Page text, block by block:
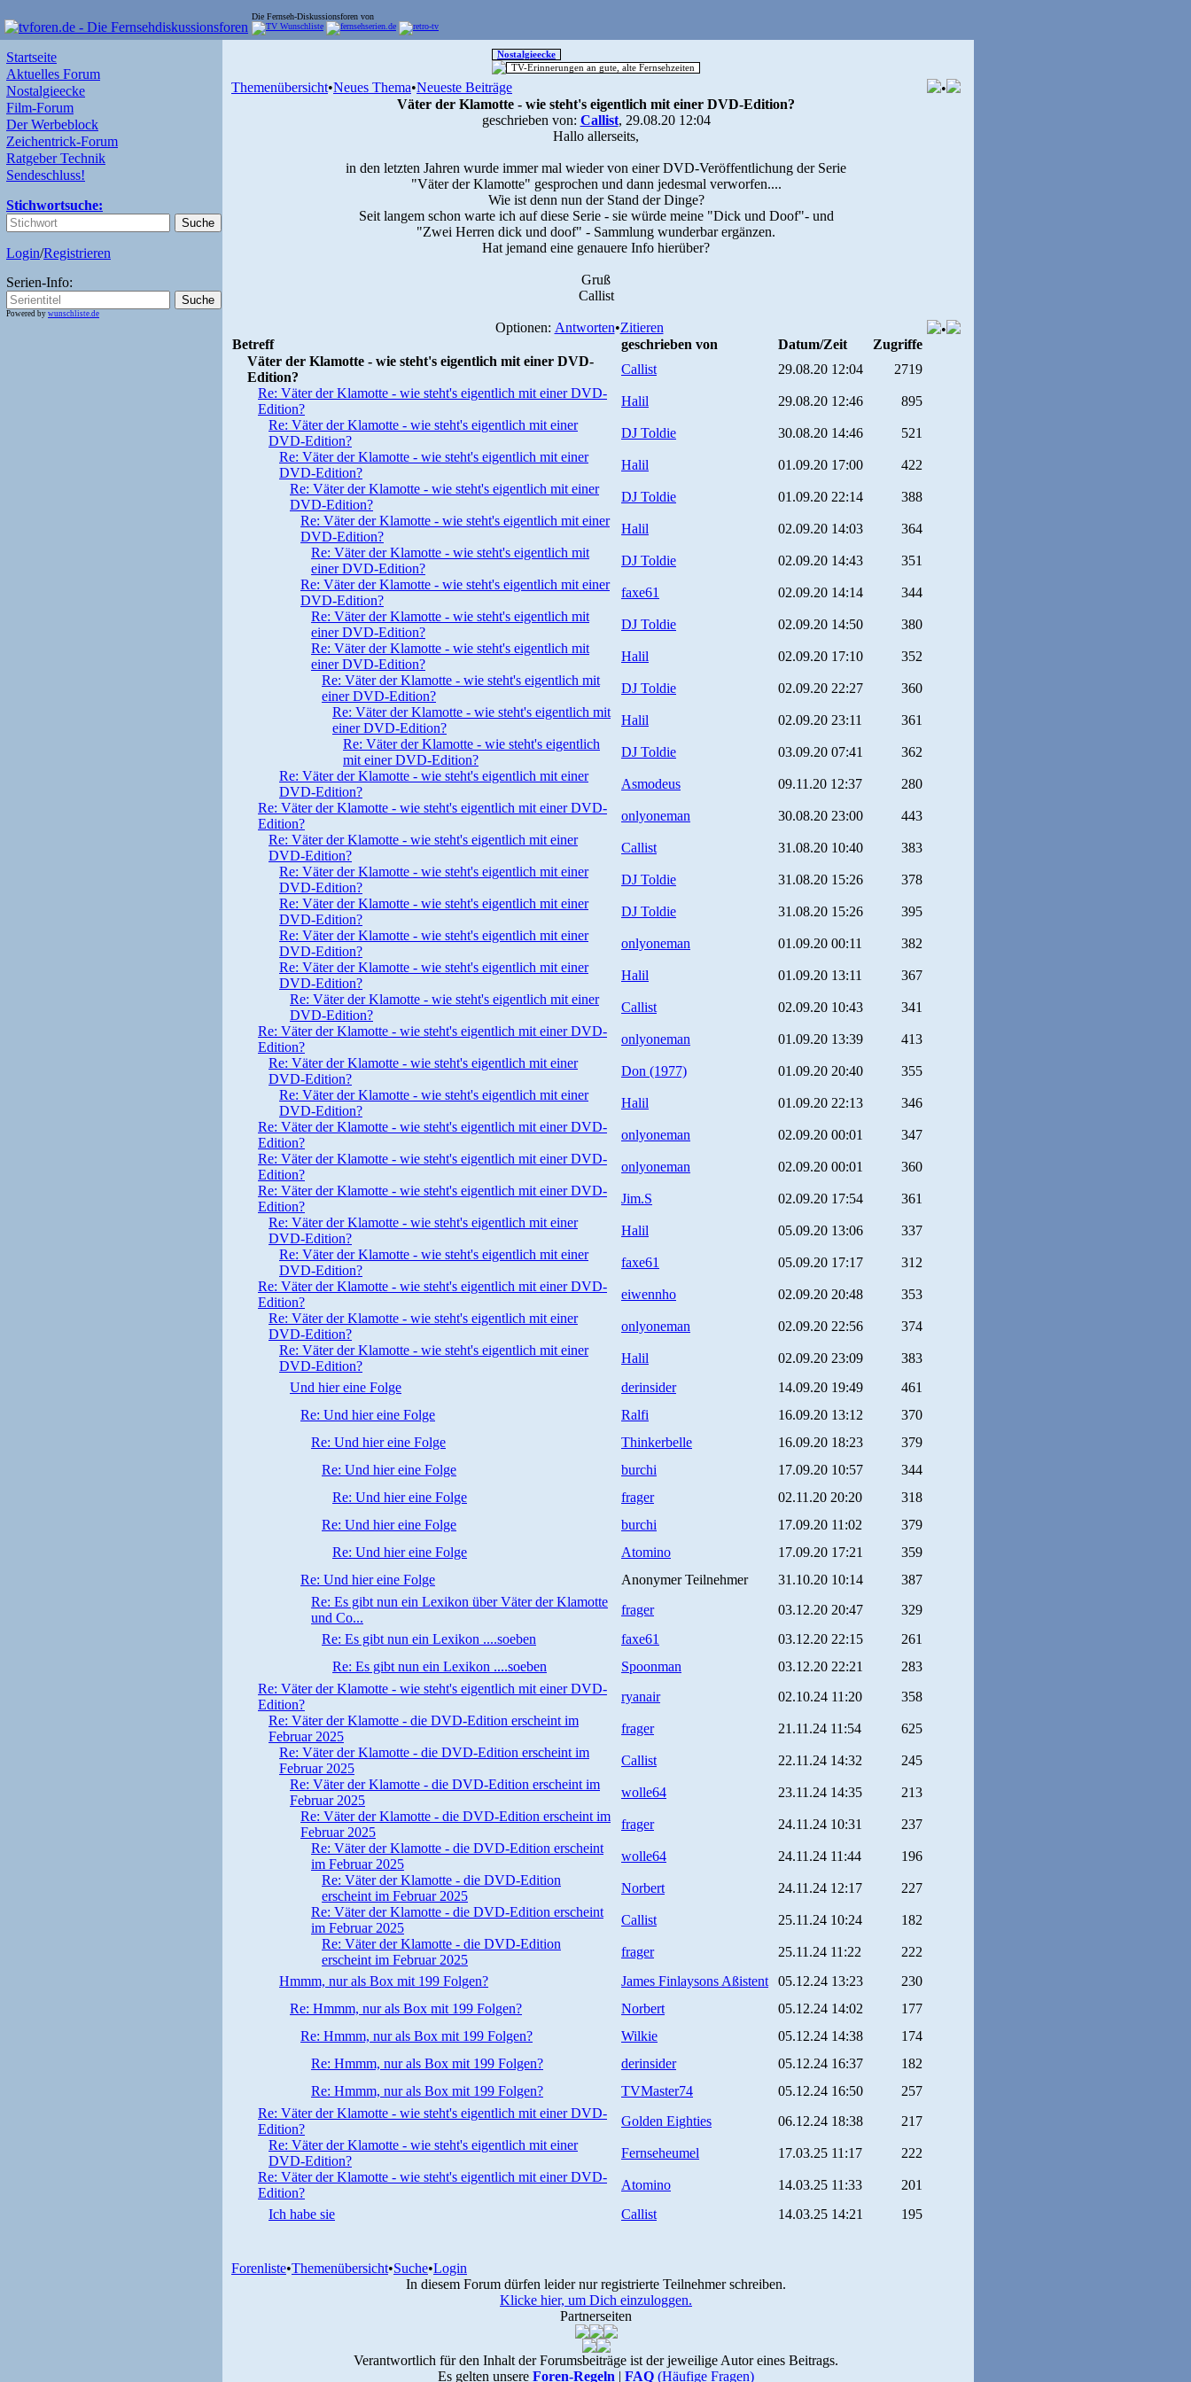
Die Fernseh-Diskussionsforen von
Startseite
Aktuelles Forum
Nostalgieecke
Film-Forum
Der Werbeblock
Zeichentrick-Forum
Ratgeber Technik
Sendeschluss!
Stichwortsuche:
Login/Registrieren
Serien-Info:
Powered by wunschliste.de
Nostalgieecke
TV-Erinnerungen an gute, alte Fernsehzeiten
Themenübersicht•Neues Thema•Neueste Beiträge
•
Väter der Klamotte - wie steht's eigentlich mit einer DVD-Edition?
geschrieben von: Callist, 29.08.20 12:04
Hallo allerseits,
in den letzten Jahren wurde immer mal wieder von einer DVD-Veröffentlichung der Serie
"Väter der Klamotte" gesprochen und dann jedesmal verworfen....
Wie ist denn nun der Stand der Dinge?
Seit langem schon warte ich auf diese Serie - sie würde meine "Dick und Doof"- und
"Zwei Herren dick und doof" - Sammlung wunderbar ergänzen.
Hat jemand eine genauere Info hierüber?
Gruß
Callist
•
Optionen: Antworten•Zitieren
Betreff
geschrieben von Datum/Zeit
Zugriffe
Väter der Klamotte - wie steht's eigentlich mit einer DVD-
Edition?
Callist 29.08.20 12:04
2719
Re: Väter der Klamotte - wie steht's eigentlich mit einer DVD-
Edition?
Halil 29.08.20 12:46
895
Re: Väter der Klamotte - wie steht's eigentlich mit einer
DVD-Edition?
DJ Toldie 30.08.20 14:46
521
Re: Väter der Klamotte - wie steht's eigentlich mit einer
DVD-Edition?
Halil 01.09.20 17:00
422
Re: Väter der Klamotte - wie steht's eigentlich mit einer
DVD-Edition?
DJ Toldie 01.09.20 22:14
388
Re: Väter der Klamotte - wie steht's eigentlich mit einer
DVD-Edition?
Halil 02.09.20 14:03
364
Re: Väter der Klamotte - wie steht's eigentlich mit
einer DVD-Edition?
DJ Toldie 02.09.20 14:43
351
Re: Väter der Klamotte - wie steht's eigentlich mit einer
DVD-Edition?
faxe61 02.09.20 14:14
344
Re: Väter der Klamotte - wie steht's eigentlich mit
einer DVD-Edition?
DJ Toldie 02.09.20 14:50
380
Re: Väter der Klamotte - wie steht's eigentlich mit
einer DVD-Edition?
Halil 02.09.20 17:10
352
Re: Väter der Klamotte - wie steht's eigentlich mit
einer DVD-Edition?
DJ Toldie 02.09.20 22:27
360
Re: Väter der Klamotte - wie steht's eigentlich mit
einer DVD-Edition?
Halil 02.09.20 23:11
361
Re: Väter der Klamotte - wie steht's eigentlich
mit einer DVD-Edition?
DJ Toldie 03.09.20 07:41
362
Re: Väter der Klamotte - wie steht's eigentlich mit einer
DVD-Edition?
Asmodeus 09.11.20 12:37
280
Re: Väter der Klamotte - wie steht's eigentlich mit einer DVD-
Edition?
onlyoneman 30.08.20 23:00
443
Re: Väter der Klamotte - wie steht's eigentlich mit einer
DVD-Edition?
Callist 31.08.20 10:40
383
Re: Väter der Klamotte - wie steht's eigentlich mit einer
DVD-Edition?
DJ Toldie 31.08.20 15:26
378
Re: Väter der Klamotte - wie steht's eigentlich mit einer
DVD-Edition?
DJ Toldie 31.08.20 15:26
395
Re: Väter der Klamotte - wie steht's eigentlich mit einer
DVD-Edition?
onlyoneman 01.09.20 00:11
382
Re: Väter der Klamotte - wie steht's eigentlich mit einer
DVD-Edition?
Halil 01.09.20 13:11
367
Re: Väter der Klamotte - wie steht's eigentlich mit einer
DVD-Edition?
Callist 02.09.20 10:43
341
Re: Väter der Klamotte - wie steht's eigentlich mit einer DVD-
Edition?
onlyoneman 01.09.20 13:39
413
Re: Väter der Klamotte - wie steht's eigentlich mit einer
DVD-Edition?
Don (1977) 01.09.20 20:40
355
Re: Väter der Klamotte - wie steht's eigentlich mit einer
DVD-Edition?
Halil 01.09.20 22:13
346
Re: Väter der Klamotte - wie steht's eigentlich mit einer DVD-
Edition?
onlyoneman 02.09.20 00:01
347
Re: Väter der Klamotte - wie steht's eigentlich mit einer DVD-
Edition?
onlyoneman 02.09.20 00:01
360
Re: Väter der Klamotte - wie steht's eigentlich mit einer DVD-
Edition?
Jim.S 02.09.20 17:54
361
Re: Väter der Klamotte - wie steht's eigentlich mit einer
DVD-Edition?
Halil 05.09.20 13:06
337
Re: Väter der Klamotte - wie steht's eigentlich mit einer
DVD-Edition?
faxe61 05.09.20 17:17
312
Re: Väter der Klamotte - wie steht's eigentlich mit einer DVD-
Edition?
eiwennho 02.09.20 20:48
353
Re: Väter der Klamotte - wie steht's eigentlich mit einer
DVD-Edition?
onlyoneman 02.09.20 22:56
374
Re: Väter der Klamotte - wie steht's eigentlich mit einer
DVD-Edition?
Halil 02.09.20 23:09
383
Und hier eine Folge
derinsider 14.09.20 19:49
461
Re: Und hier eine Folge
Ralfi 16.09.20 13:12
370
Re: Und hier eine Folge
Thinkerbelle 16.09.20 18:23
379
Re: Und hier eine Folge
burchi 17.09.20 10:57
344
Re: Und hier eine Folge
frager 02.11.20 20:20
318
Re: Und hier eine Folge
burchi 17.09.20 11:02
379
Re: Und hier eine Folge
Atomino 17.09.20 17:21
359
Re: Und hier eine Folge
Anonymer Teilnehmer 31.10.20 10:14
387
Re: Es gibt nun ein Lexikon über Väter der Klamotte
und Co...
frager 03.12.20 20:47
329
Re: Es gibt nun ein Lexikon ....soeben
faxe61 03.12.20 22:15
261
Re: Es gibt nun ein Lexikon ....soeben
Spoonman 03.12.20 22:21
283
Re: Väter der Klamotte - wie steht's eigentlich mit einer DVD-
Edition?
ryanair 02.10.24 11:20
358
Re: Väter der Klamotte - die DVD-Edition erscheint im
Februar 2025
frager 21.11.24 11:54
625
Re: Väter der Klamotte - die DVD-Edition erscheint im
Februar 2025
Callist 22.11.24 14:32
245
Re: Väter der Klamotte - die DVD-Edition erscheint im
Februar 2025
wolle64 23.11.24 14:35
213
Re: Väter der Klamotte - die DVD-Edition erscheint im
Februar 2025
frager 24.11.24 10:31
237
Re: Väter der Klamotte - die DVD-Edition erscheint
im Februar 2025
wolle64 24.11.24 11:44
196
Re: Väter der Klamotte - die DVD-Edition
erscheint im Februar 2025
Norbert 24.11.24 12:17
227
Re: Väter der Klamotte - die DVD-Edition erscheint
im Februar 2025
Callist 25.11.24 10:24
182
Re: Väter der Klamotte - die DVD-Edition
erscheint im Februar 2025
frager 25.11.24 11:22
222
Hmmm, nur als Box mit 199 Folgen?
James Finlaysons Aßistent 05.12.24 13:23
230
Re: Hmmm, nur als Box mit 199 Folgen?
Norbert 05.12.24 14:02
177
Re: Hmmm, nur als Box mit 199 Folgen?
Wilkie 05.12.24 14:38
174
Re: Hmmm, nur als Box mit 199 Folgen?
derinsider 05.12.24 16:37
182
Re: Hmmm, nur als Box mit 199 Folgen?
TVMaster74 05.12.24 16:50
257
Re: Väter der Klamotte - wie steht's eigentlich mit einer DVD-
Edition?
Golden Eighties 06.12.24 18:38
217
Re: Väter der Klamotte - wie steht's eigentlich mit einer
DVD-Edition?
Fernseheumel 17.03.25 11:17
222
Re: Väter der Klamotte - wie steht's eigentlich mit einer DVD-
Edition?
Atomino 14.03.25 11:33
201
Ich habe sie
Callist 14.03.25 14:21 195
Forenliste•Themenübersicht•Suche•Login
In diesem Forum dürfen leider nur registrierte Teilnehmer schreiben.
Klicke hier, um Dich einzuloggen.
Partnerseiten
Verantwortlich für den Inhalt der Forumsbeiträge ist der jeweilige Autor eines Beitrags.
Es gelten unsere Foren-Regeln | FAQ (Häufige Fragen)